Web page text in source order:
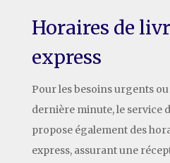
Horaires de
express
Pour les besoins urgents
dernière minute, le service
propose également des
express, assurant une